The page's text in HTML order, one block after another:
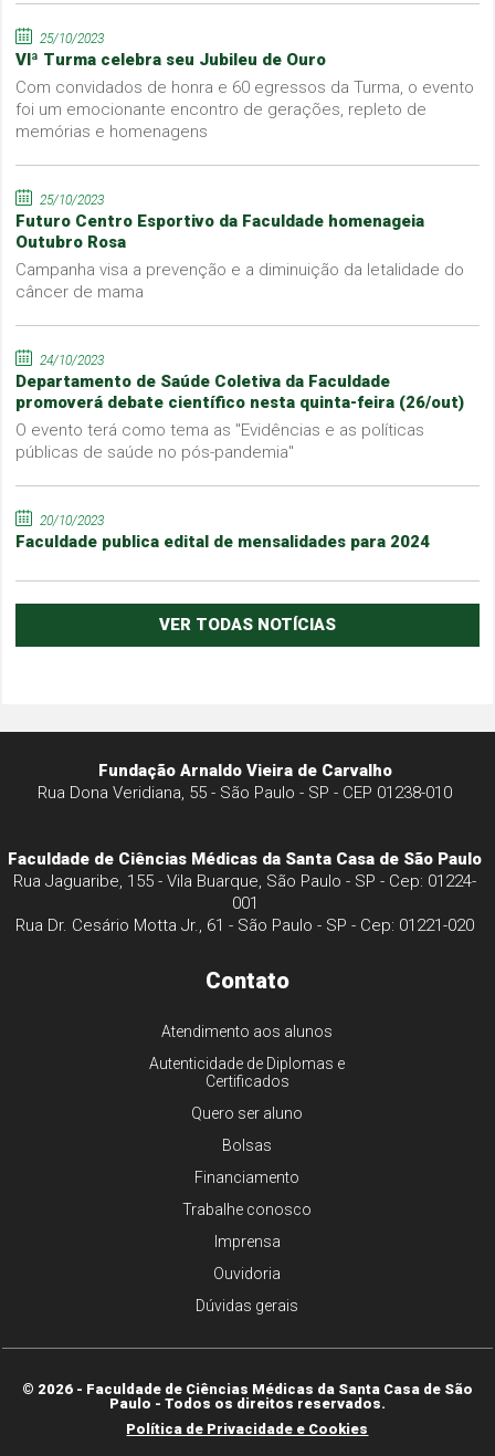
25/10/2023
VIª Turma celebra seu Jubileu de Ouro
Com convidados de honra e 60 egressos da Turma, o evento
foi um emocionante encontro de gerações, repleto de
memórias e homenagens
25/10/2023
Futuro Centro Esportivo da Faculdade homenageia
Outubro Rosa
Campanha visa a prevenção e a diminuição da letalidade do
câncer de mama
24/10/2023
Departamento de Saúde Coletiva da Faculdade
promoverá debate científico nesta quinta-feira (26/out)
O evento terá como tema as "Evidências e as políticas
públicas de saúde no pós-pandemia"
20/10/2023
Faculdade publica edital de mensalidades para 2024
VER TODAS NOTÍCIAS
Fundação Arnaldo Vieira de Carvalho
Rua Dona Veridiana, 55 - São Paulo - SP - CEP 01238-010
Faculdade de Ciências Médicas da Santa Casa de São Paulo
Rua Jaguaribe, 155 - Vila Buarque, São Paulo - SP - Cep: 01224-
001
Rua Dr. Cesário Motta Jr., 61 - São Paulo - SP - Cep: 01221-020
Contato
Atendimento aos alunos
Autenticidade de Diplomas e
Certificados
Quero ser aluno
Bolsas
Financiamento
Trabalhe conosco
Imprensa
Ouvidoria
Dúvidas gerais
© 2026 - Faculdade de Ciências Médicas da Santa Casa de São
Paulo - Todos os direitos reservados.
Política de Privacidade e Cookies